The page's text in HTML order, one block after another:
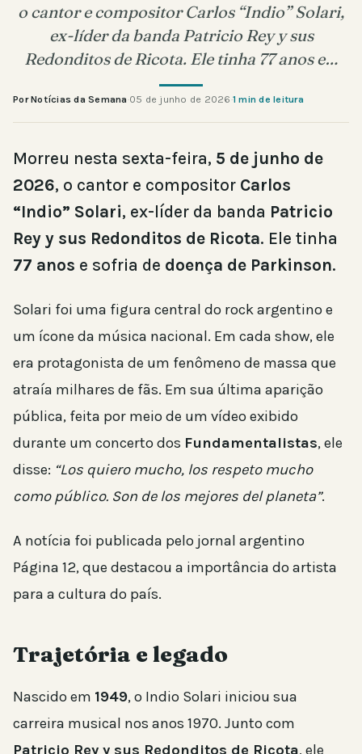
o cantor e compositor Carlos “Indio” Solari,
ex-líder da banda Patricio Rey y sus
Redonditos de Ricota. Ele tinha 77 anos e…
Por Notícias da Semana·05 de junho de 2026·1 min de leitura
Morreu nesta sexta-feira, 5 de junho de
2026, o cantor e compositor Carlos
“Indio” Solari, ex-líder da banda Patricio
Rey y sus Redonditos de Ricota. Ele tinha
77 anos e sofria de doença de Parkinson.
Solari foi uma figura central do rock argentino e
um ícone da música nacional. Em cada show, ele
era protagonista de um fenômeno de massa que
atraía milhares de fãs. Em sua última aparição
pública, feita por meio de um vídeo exibido
durante um concerto dos Fundamentalistas, ele
disse: “Los quiero mucho, los respeto mucho
como público. Son de los mejores del planeta”.
A notícia foi publicada pelo jornal argentino
Página 12, que destacou a importância do artista
para a cultura do país.
Trajetória e legado
Nascido em 1949, o Indio Solari iniciou sua
carreira musical nos anos 1970. Junto com
Patricio Rey y sus Redonditos de Ricota, ele